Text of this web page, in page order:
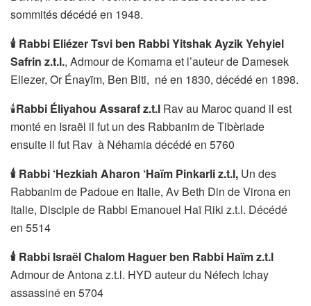
sommités décédé en 1948.
🕯 Rabbi Eliézer Tsvi ben Rabbi Yitshak Ayzik Yehyiel
Safrin z.t.l., Admour de Komarna et l’auteur de Damesek
Eliezer, Or Énayïm, Ben Biti, né en 1830, décédé en 1898.
🕯Rabbi Éliyahou Assaraf z.t.l Rav au Maroc quand il est
monté en Israël il fut un des Rabbanim de Tibèriade
ensuite il fut Rav à Néhamia décédé en 5760
🕯 Rabbi ‘Hezkiah Aharon ‘Haïm Pinkarli z.t.l, Un des
Rabbanim de Padoue en Italie, Av Beth Din de Virona en
Italie, Disciple de Rabbi Emanouel Haï Riki z.t.l. Décédé
en 5514
🕯 Rabbi Israël Chalom Haguer ben Rabbi Haïm z.t.l
Admour de Antona z.t.l. HYD auteur du Néfech Ichay
assassiné en 5704